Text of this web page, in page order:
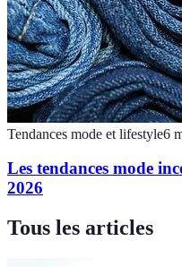
Tendances mode et lifestyle6
Les tendances mode
2026
Tous les articles